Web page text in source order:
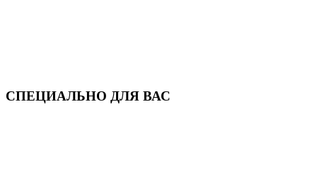
СПЕЦИАЛЬНО ДЛЯ ВАС